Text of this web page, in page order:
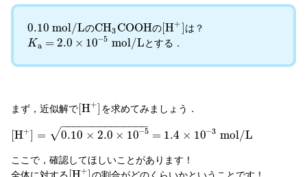
0.10 mol/LのCH3 COOHの [H+ は？
Ka = 2.0 × 10−5 mol/Lとする．
まず，近似解で H+ を求めてみましょう．
[H+] = 0.10 × 2.0 × 10−5
− −
−−−−−−−−−−−−
√ = 1.4 × 10−3 mol/L
ここで，確認してほしいことがあります！
+